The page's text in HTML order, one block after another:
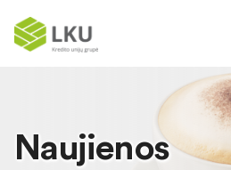
Naujienos